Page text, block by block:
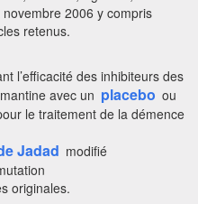
2006 y compris
retenus.
l’efficacité des inhibiteurs des
avec un placebo ou
le traitement de la démence
Jadad modifié
originales.